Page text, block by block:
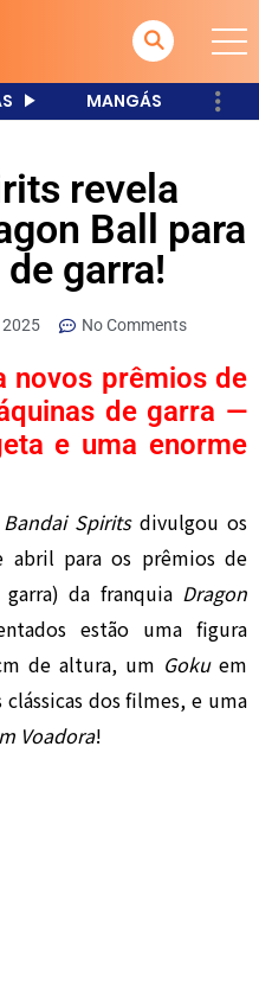
MANGÁS
revela
Ball para
garra!
2025 No Comments
novos prêmios de
de garra —
e uma enorme
Bandai Spiritsdivulgou os
abril para os prêmios de
da franquia Dragon
estão uma figura
de altura, um Gokuem
dos filmes, e uma
Voadora!